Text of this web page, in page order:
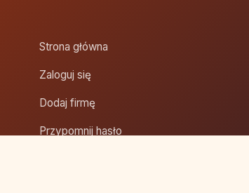
Strona główna
Zaloguj się
Dodaj firmę
Przypomnij hasło